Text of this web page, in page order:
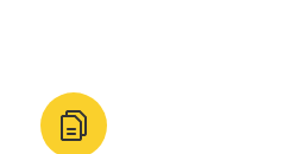
Asia/Yekaterinburg,
Moscow, Europe/Samara